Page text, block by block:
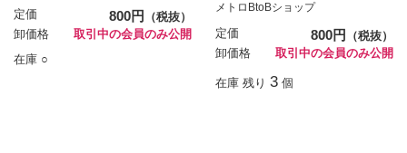
定価 800円
（税抜）
卸価格
取引中の会員のみ公開
在庫 ○
メトロBtoBショップ
定価 800円
（税抜）
卸価格
取引中の会員のみ公開
在庫 残り 3 個